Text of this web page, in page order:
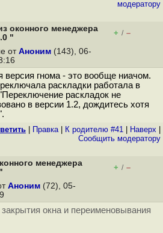
модератору
оконного менеджера
"
+ / –
от Аноним (143), 06-
версия гнома - это вообще ниачом.
раскладки работала в
раскладок не
в версии 1.2, дождитесь хотя
Правка| К родителю #41 Наверх
Cообщить модератору
менеджера
+ / –
Аноним (72), 05-
окна и переименовывания